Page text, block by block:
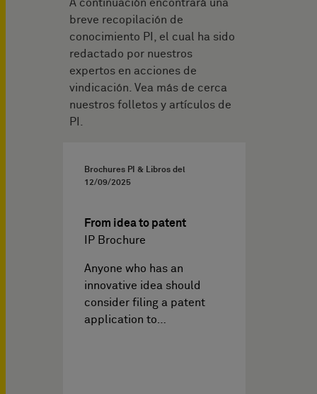
A continuación encontrará una
breve recopilación de
conocimiento PI, el cual ha sido
redactado por nuestros
expertos en acciones de
vindicación. Vea más de cerca
nuestros folletos y artículos de
PI.
Brochures PI & Libros del
12/09/2025
From idea to patent
IP Brochure
Anyone who has an
innovative idea should
consider filing a patent
application to…